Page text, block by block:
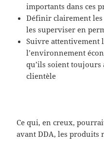
importants dans ces
Définir clairement
les superviser en
Suivre attentivement
l’environnement
qu’ils soient toujours
clientèle
Ce qui, en creux,
avant DDA, les produits